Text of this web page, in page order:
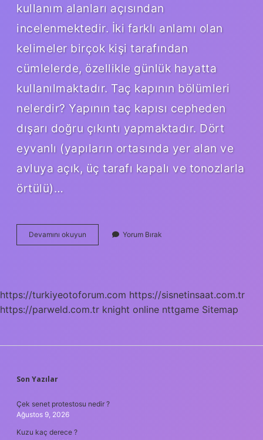
kullanım alanları açısından
incelenmektedir. İki farklı anlamı olan
kelimeler birçok kişi tarafından
cümlelerde, özellikle günlük hayatta
kullanılmaktadır. Taç kapının bölümleri
nelerdir? Yapının taç kapısı cepheden
dışarı doğru çıkıntı yapmaktadır. Dört
eyvanlı (yapıların ortasında yer alan ve
avluya açık, üç tarafı kapalı ve tonozlarla
örtülü)…
Devamını okuyun
Kapı
Yorum Bırak
https://turkiyeotoforum.com https://sisnetinsaat.com.tr
https://parweld.com.tr knight online nttgame Sitemap
SIDEBAR
Son Yazılar
Çek senet protestosu nedir ?
Ağustos 9, 2026
Kuzu kaç derece ?